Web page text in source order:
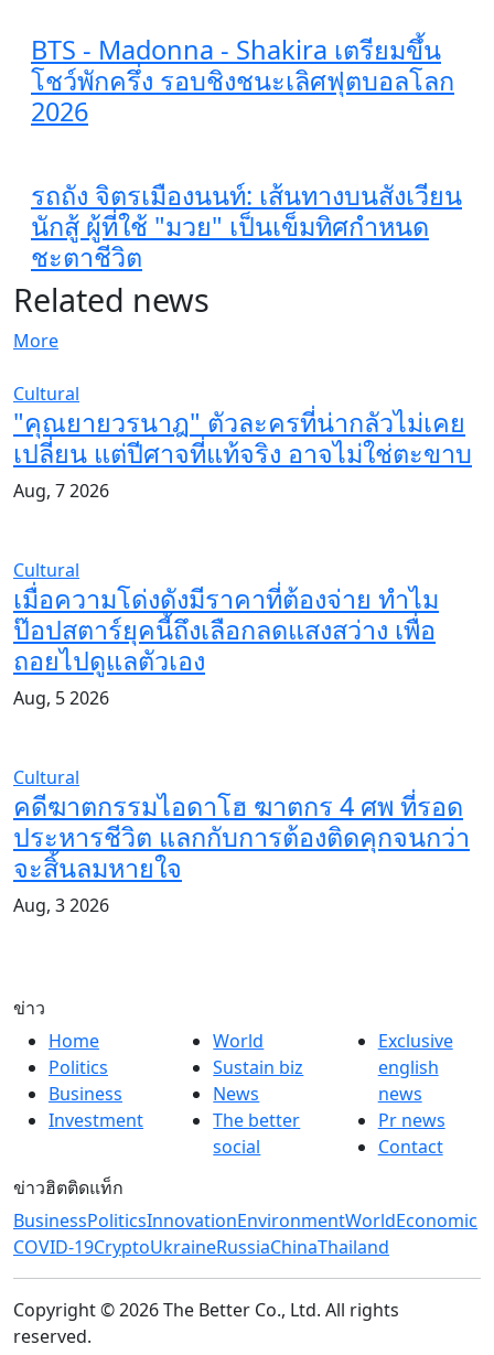
BTS - Madonna - Shakira เตรียมขึ้น
โชว์พักครึ่ง รอบชิงชนะเลิศฟุตบอลโลก
2026
รถถัง จิตรเมืองนนท์: เส้นทางบนสังเวียน
นักสู้ ผู้ที่ใช้ "มวย" เป็นเข็มทิศกำหนด
ชะตาชีวิต
Related news
More
Cultural
"คุณยายวรนาฎ" ตัวละครที่น่ากลัวไม่เคย
เปลี่ยน แต่ปีศาจที่แท้จริง อาจไม่ใช่ตะขาบ
Aug, 7 2026
Cultural
เมื่อความโด่งดังมีราคาที่ต้องจ่าย ทำไม
ป๊อปสตาร์ยุคนี้ถึงเลือกลดแสงสว่าง เพื่อ
ถอยไปดูแลตัวเอง
Aug, 5 2026
Cultural
คดีฆาตกรรมไอดาโฮ ฆาตกร 4 ศพ ที่รอด
ประหารชีวิต แลกกับการต้องติดคุกจนกว่า
จะสิ้นลมหายใจ
Aug, 3 2026
ข่าว
Home
Politics
Business
Investment
World
Sustain biz
News
The better
social
Exclusive
english
news
Pr news
Contact
ข่าวฮิตติดแท็ก
BusinessPoliticsInnovationEnvironmentWorldEconomic
COVID-19CryptoUkraineRussiaChinaThailand
Copyright © 2026 The Better Co., Ltd. All rights
reserved.